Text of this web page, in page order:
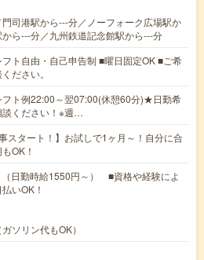
司港駅から---分／ノーフォーク広場駅か
ら---分／九州鉄道記念館駅から---分
フト自由・自己申告制 ■曜日固定OK ■ご希
ださい。
フト例22:00～翌07:00(休憩60分)★日勤希
談ください！※週…
スタート！】お試しで1ヶ月～！自分に合
OK！
日勤時給1550円～） ■資格や経験によ
いOK！
ソリン代もOK）